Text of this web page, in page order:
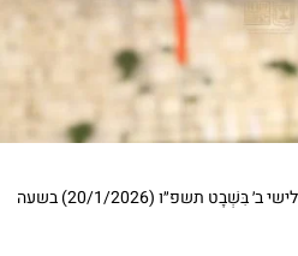
טקס השבעה לגדוד מגל ביום יום שלישי ב׳ בִּשְׁבָט תשפ״ו (20/1/2026) בשעה